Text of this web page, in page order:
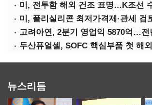
미, 전투함 해외 건조 표명…K조선
고려아연, 2분기 영업익 5870억…전
뉴스리듬